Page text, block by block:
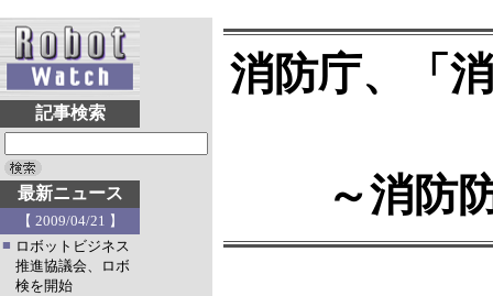
記事検索
最新ニュース
【 2009/04/21 】
■ ロボットビジネス
推進協議会、ロボ
検を開始
消防庁、「
～消防